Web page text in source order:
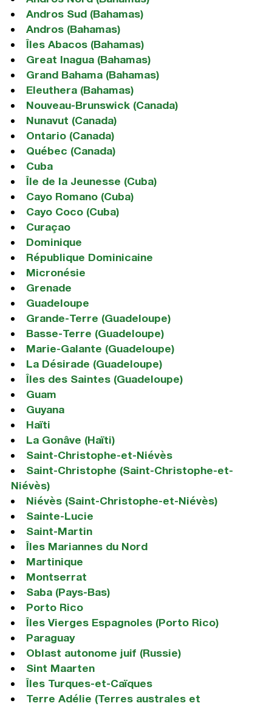
Andros Sud (Bahamas)
Andros (Bahamas)
Îles Abacos (Bahamas)
Great Inagua (Bahamas)
Grand Bahama (Bahamas)
Eleuthera (Bahamas)
Nouveau-Brunswick (Canada)
Nunavut (Canada)
Ontario (Canada)
Québec (Canada)
Cuba
Île de la Jeunesse (Cuba)
Cayo Romano (Cuba)
Cayo Coco (Cuba)
Curaçao
Dominique
République Dominicaine
Micronésie
Grenade
Guadeloupe
Grande-Terre (Guadeloupe)
Basse-Terre (Guadeloupe)
Marie-Galante (Guadeloupe)
La Désirade (Guadeloupe)
Îles des Saintes (Guadeloupe)
Guam
Guyana
Haïti
La Gonâve (Haïti)
Saint-Christophe-et-Niévès
Saint-Christophe (Saint-Christophe-et-
Niévès)
Niévès (Saint-Christophe-et-Niévès)
Sainte-Lucie
Saint-Martin
Îles Mariannes du Nord
Martinique
Montserrat
Saba (Pays-Bas)
Porto Rico
Îles Vierges Espagnoles (Porto Rico)
Paraguay
Oblast autonome juif (Russie)
Sint Maarten
Îles Turques-et-Caïques
Terre Adélie (Terres australes et